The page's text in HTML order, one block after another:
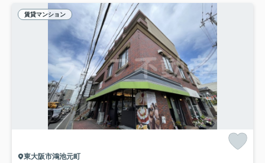
賃貸マンション
東大阪市鴻池元町